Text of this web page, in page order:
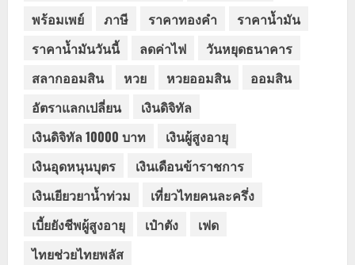
พร้อมเพย์
ภาษี ราคาทองคำ
ราคาน้ำมัน
ราคาน้ำมันวันนี้
ลดค่าไฟ
วันหยุดธนาคาร
สลากออมสิน
หวย หวยออมสิน
ออมสิน
อัตราแลกเปลี่ยน
เงินดิจิทัล
เงินดิจิทัล 10000 บาท
เงินผู้สูงอายุ
เงินอุดหนุนบุตร
เงินเดือนข้าราชการ
เงินเยียวยาน้ำท่วม
เที่ยวไทยคนละครึ่ง
เบี้ยยังชีพผู้สูงอายุ
เป๋าตัง
เฟด
ไทยช่วยไทยพลัส